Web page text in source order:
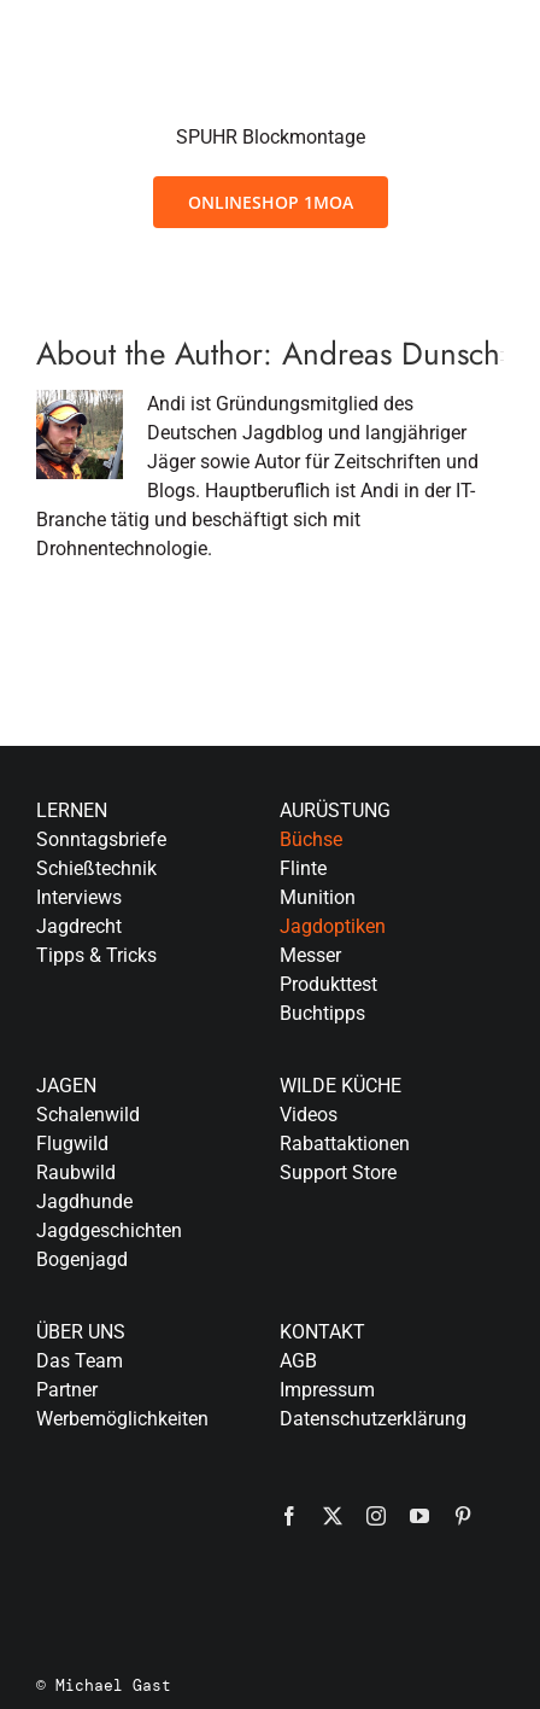
SPUHR Blockmontage
ONLINESHOP 1MOA
About the Author: Andreas Dunsch
Andi ist Gründungsmitglied des
Deutschen Jagdblog und langjähriger
Jäger sowie Autor für Zeitschriften und
Blogs. Hauptberuflich ist Andi in der IT-
Branche tätig und beschäftigt sich mit
Drohnentechnologie.
LERNEN
Sonntagsbriefe
Schießtechnik
Interviews
Jagdrecht
Tipps & Tricks
AURÜSTUNG
Büchse
Flinte
Munition
Jagdoptiken
Messer
Produkttest
Buchtipps
JAGEN
Schalenwild
Flugwild
Raubwild
Jagdhunde
Jagdgeschichten
Bogenjagd
WILDE KÜCHE
Videos
Rabattaktionen
Support Store
ÜBER UNS
Das Team
Partner
Werbemöglichkeiten
KONTAKT
AGB
Impressum
Datenschutzerklärung
© Michael Gast